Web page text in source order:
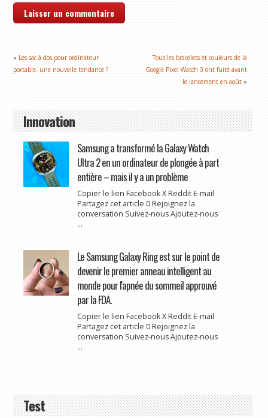
« Les sac à dos pour ordinateur
portable, une nouvelle tendance ?
Tous les bracelets et couleurs de la
Google Pixel Watch 3 ont fuité avant
le lancement en août »
Innovation
Samsung a transformé la Galaxy Watch
Ultra 2 en un ordinateur de plongée à part
entière – mais il y a un problème
Copier le lien Facebook X Reddit E-mail
Partagez cet article 0 Rejoignez la
conversation Suivez-nous Ajoutez-nous
...
Le Samsung Galaxy Ring est sur le point de
devenir le premier anneau intelligent au
monde pour l'apnée du sommeil approuvé
par la FDA.
Copier le lien Facebook X Reddit E-mail
Partagez cet article 0 Rejoignez la
conversation Suivez-nous Ajoutez-nous
...
Test